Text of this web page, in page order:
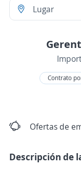
Contrato
Ofertas de
Descripción de